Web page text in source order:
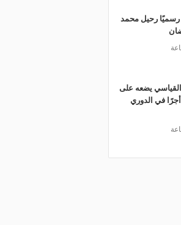
رسميًا رحيل محمد
يضعه على
في الدوري